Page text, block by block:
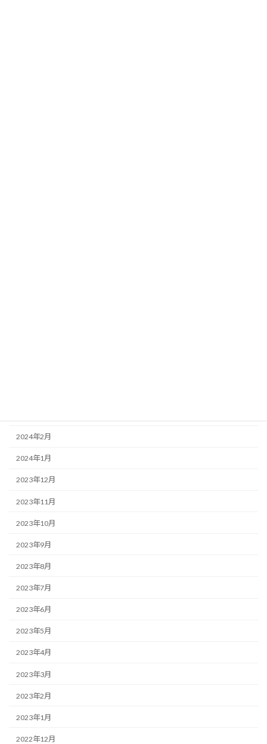
2024年2月
2024年1月
2023年12月
2023年11月
2023年10月
2023年9月
2023年8月
2023年7月
2023年6月
2023年5月
2023年4月
2023年3月
2023年2月
2023年1月
2022年12月